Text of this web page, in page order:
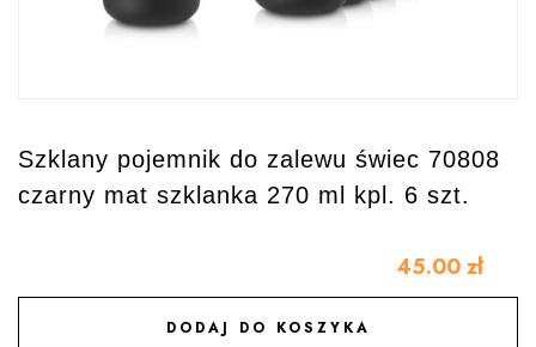
Szklany pojemnik do zalewu świec 70808
czarny mat szklanka 270 ml kpl. 6 szt.
45.00 zł
DODAJ DO KOSZYKA
DODAJ DO ULUBIONYCH